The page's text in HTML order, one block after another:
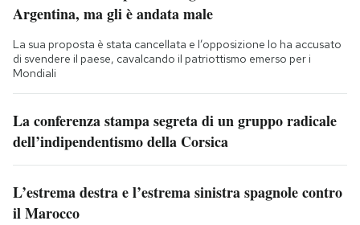
Argentina, ma gli è andata male
La sua proposta è stata cancellata e l’opposizione lo ha accusato
di svendere il paese, cavalcando il patriottismo emerso per i
Mondiali
La conferenza stampa segreta di un gruppo radicale
dell’indipendentismo della Corsica
L’estrema destra e l’estrema sinistra spagnole contro
il Marocco